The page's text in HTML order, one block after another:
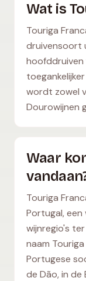
Wat is
Touriga
druivensoort
hoofddruiven
wordt zowel
Dourowijnen
Waar
Touriga
Portugal,
wijnregio's
naam
Portugese
de Dão, in de